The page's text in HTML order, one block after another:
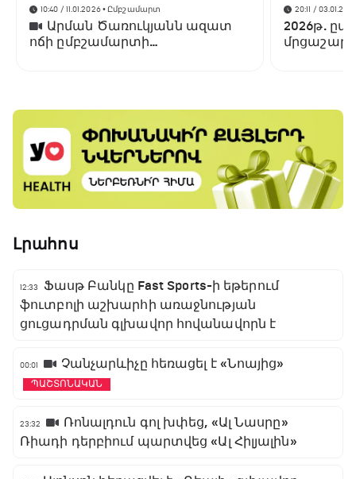
10:40 / 11.01.2026• Ըմբշամարտ
Արման Ծառուկյանն ազատ
ոճի ըմբշամարտի
20:11 /
2026թ.
Լրահոս
12:33
Ֆասթ Բանկը Fast Sports-ի եթերում
ֆուտբոլի աշխարհի առաջնության
ցուցադրման գլխավոր հովանավորն է
00:01 Չանչարևիչը հեռացել է «Նոայից»
ՊԱՇՏՈՆԱԿԱՆ
23:32
Ռոնալդուն գոլ խփեց, «Ալ Նասրը»
Ռիադի դերբիում պարտվեց «Ալ Հիլյալին»